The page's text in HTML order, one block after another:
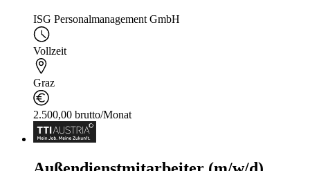
ISG Personalmanagement GmbH
Vollzeit
Graz
2.500,00 brutto/Monat